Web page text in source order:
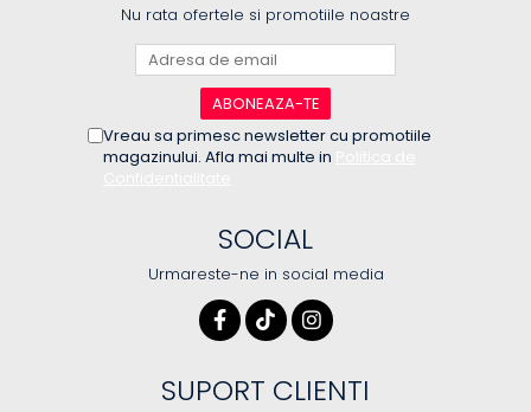
Nu rata ofertele si promotiile noastre
Vreau sa primesc newsletter cu promotiile
magazinului. Afla mai multe in
SOCIAL
Urmareste-ne in social media
SUPORT CLIENTI